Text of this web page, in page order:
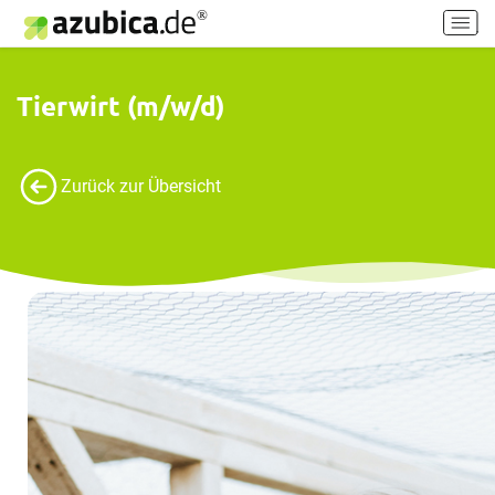
H
a
i
n
-
/
a
Tierwirt (m/w/d)
Zurück zur Übersicht